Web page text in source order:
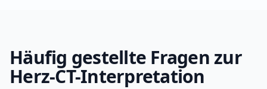
Häufig gestellte Fragen zur
Herz-CT-Interpretation